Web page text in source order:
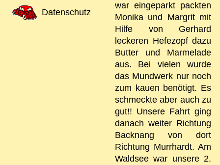
war eingeparkt packten
Monika und Margrit mit
Hilfe von Gerhard
leckeren Hefezopf dazu
Butter und Marmelade
aus. Bei vielen wurde
das Mundwerk nur noch
zum kauen benötigt. Es
schmeckte aber auch zu
gut!! Unsere Fahrt ging
danach weiter Richtung
Backnang von dort
Richtung Murrhardt. Am
Waldsee war unsere 2.
Datenschutz